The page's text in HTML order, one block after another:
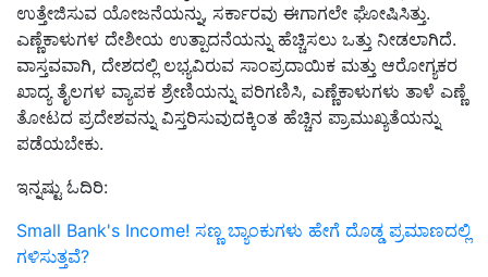
ಉತ್ತೇಜಿಸುವ ಯೋಜನೆಯನ್ನು, ಸರ್ಕಾರವು ಈಗಾಗಲೇ ಘೋಷಿಸಿತ್ತು.
ಎಣ್ಣೆಕಾಳುಗಳ ದೇಶೀಯ ಉತ್ಪಾದನೆಯನ್ನು ಹೆಚ್ಚಿಸಲು ಒತ್ತು ನೀಡಲಾಗಿದೆ.
ವಾಸ್ತವವಾಗಿ, ದೇಶದಲ್ಲಿ ಲಭ್ಯವಿರುವ ಸಾಂಪ್ರದಾಯಿಕ ಮತ್ತು ಆರೋಗ್ಯಕರ
ಖಾದ್ಯ ತೈಲಗಳ ವ್ಯಾಪಕ ಶ್ರೇಣಿಯನ್ನು ಪರಿಗಣಿಸಿ, ಎಣ್ಣೆಕಾಳುಗಳು ತಾಳೆ ಎಣ್ಣೆ
ತೋಟದ ಪ್ರದೇಶವನ್ನು ವಿಸ್ತರಿಸುವುದಕ್ಕಿಂತ ಹೆಚ್ಚಿನ ಪ್ರಾಮುಖ್ಯತೆಯನ್ನು
ಪಡೆಯಬೇಕು.
ಇನ್ನಷ್ಟು ಓದಿರಿ:
Small Bank's Income! ಸಣ್ಣ ಬ್ಯಾಂಕುಗಳು ಹೇಗೆ ದೊಡ್ಡ ಪ್ರಮಾಣದಲ್ಲಿ
ಗಳಿಸುತ್ತವೆ?